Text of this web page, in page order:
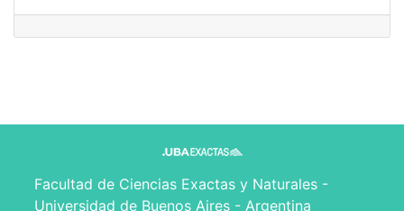
Facultad de Ciencias Exactas y Naturales -
Universidad de Buenos Aires - Argentina